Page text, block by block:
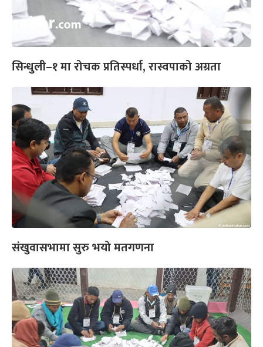
सिन्धुली–१ मा रोचक प्रतिस्पर्धा, रास्वपाको अग्रता
संखुवासभामा सुरु भयो मतगणना